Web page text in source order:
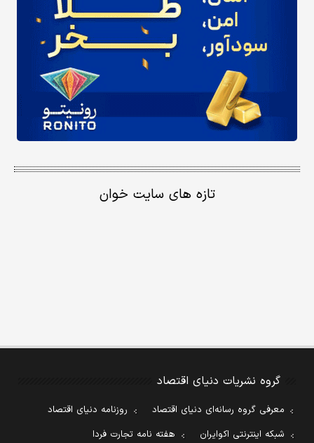
تازه های سایت خوان
گروه نشریات دنیای اقتصاد
معرفی گروه رسانه‌ای دنیای اقتصاد
روزنامه دنیای اقتصاد
شبکه اینترنتی اکوایران
هفته نامه تجارت فردا